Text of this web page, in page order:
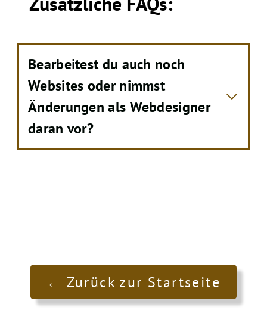
Bearbeitest du auch noch
Websites oder nimmst
Änderungen als Webdesigner
daran vor?
← Zurück zur Startseite